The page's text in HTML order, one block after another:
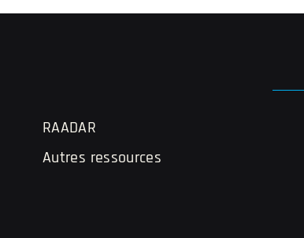
RAADAR
Autres ressources